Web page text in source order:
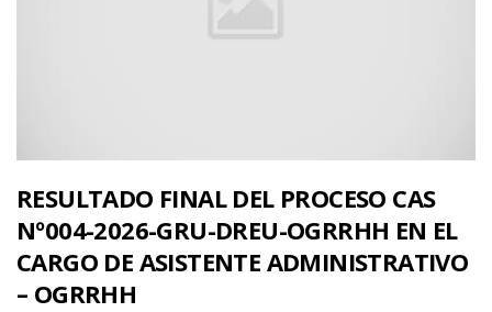
RESULTADO FINAL DEL PROCESO CAS
Nº004-2026-GRU-DREU-OGRRHH EN EL
CARGO DE ASISTENTE ADMINISTRATIVO
– OGRRHH